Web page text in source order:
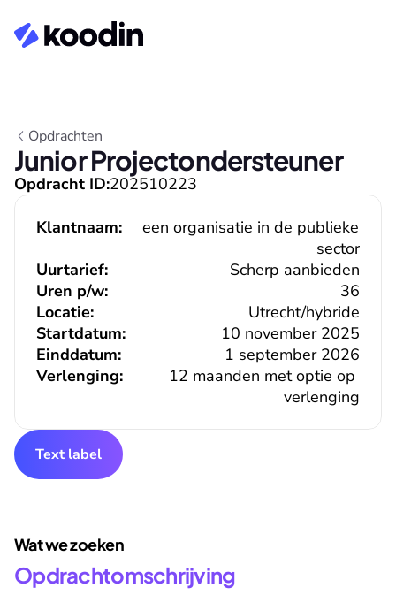
Opdrachten
Junior Projectondersteuner
Opdracht ID:202510223
Klantnaam:
een organisatie in de publieke
sector
Uurtarief:
Scherp aanbieden
36
Uren p/w:
Locatie:
Utrecht/hybride
Verlenging:
12 maanden met optie op
verlenging
Einddatum: 1 september 2026
Startdatum: 10 november 2025
Text label
Wat we zoeken
Opdrachtomschrijving